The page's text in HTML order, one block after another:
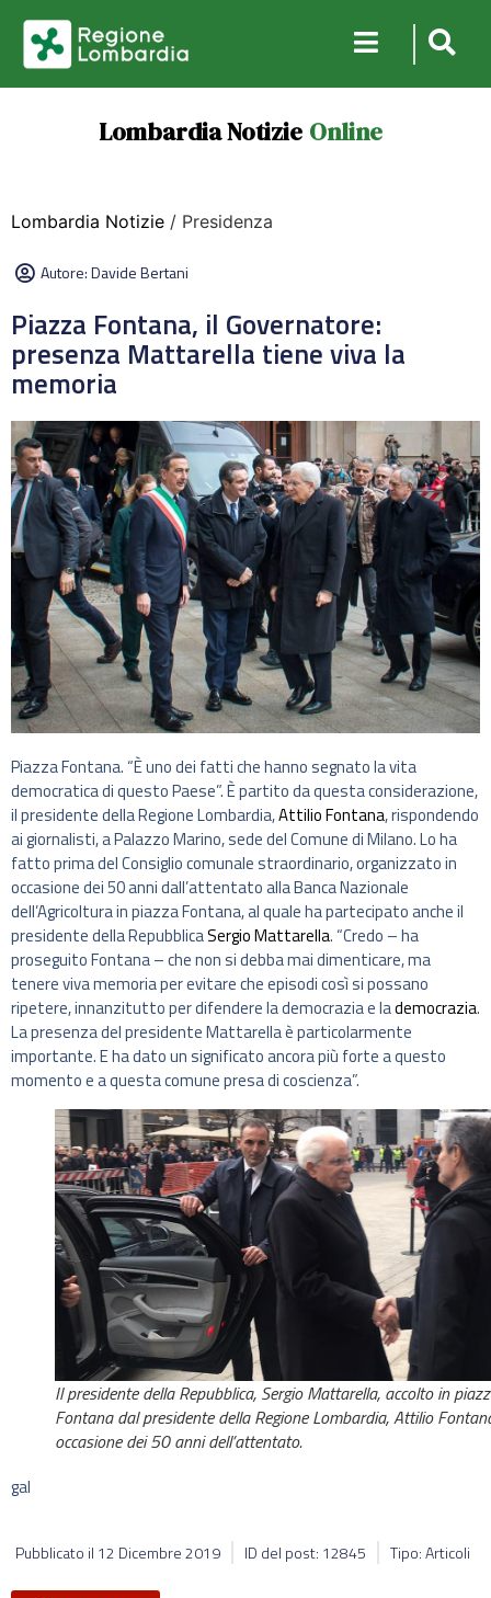
Lombardia Notizie Online
Lombardia Notizie / Presidenza
Autore:Davide Bertani
Piazza Fontana, il Governatore:
presenza Mattarella tiene viva la
memoria
Piazza Fontana. “È uno dei fatti che hanno segnato la vita
democratica di questo Paese”. È partito da questa considerazione,
il presidente della Regione Lombardia,Attilio Fontana, rispondendo
ai giornalisti, a Palazzo Marino, sede del Comune di Milano. Lo ha
fatto prima del Consiglio comunale straordinario, organizzato in
occasione dei 50 anni dall’attentato alla Banca Nazionale
dell’Agricoltura in piazza Fontana, al quale ha partecipato anche il
presidente della RepubblicaSergio Mattarella. “Credo – ha
proseguito Fontana – che non si debba mai dimenticare, ma
tenere viva memoria per evitare che episodi così si possano
ripetere, innanzitutto per difendere la democrazia e lademocrazia.
La presenza del presidente Mattarella è particolarmente
importante. E ha dato un significato ancora più forte a questo
momento e a questa comune presa di coscienza”.
Il presidente della Repubblica, Sergio Mattarella, accolto in
Fontana dal presidente della Regione Lombardia, Attilio
occasione dei 50 anni dell’attentato.
gal
Pubblicato il 12 Dicembre 2019 ID del post: 12845 Tipo: Articoli